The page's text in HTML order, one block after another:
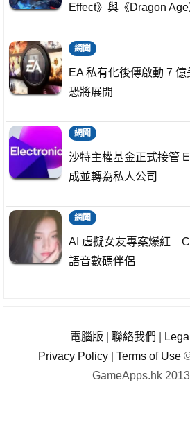
Effect》與《Dragon
網聞
EA 私有化後傳啟動 7
恐將展開
網聞
沙特主權基金正式接管
成並轉為私人公司
網聞
AI 虛擬女友專案爆紅
語音數碼伴侶
電腦版 聯絡我們 Legal
Privacy Policy
Terms of Use
GameApps.hk